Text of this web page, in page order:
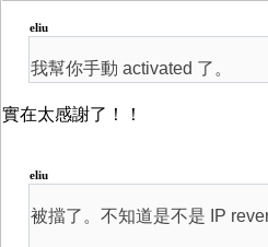
eliu
我幫你手動 activated 了。
實在太感謝了！！
eliu
被擋了。不知道是不是 IP